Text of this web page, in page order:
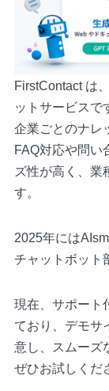
FirstContact は
ットサービスで
企業ごとのナレ
FAQ対応や問い
ズ性が高く、業
す。
2025年には
チャットボット
現在、サポート
ており、デモサ
意し、スムーズ
ぜひお試しくだ